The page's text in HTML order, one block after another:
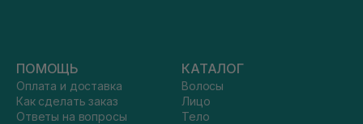
ПОМОЩЬ
Оплата и доставка
Как сделать заказ
Ответы на вопросы
КАТАЛОГ
Волосы
Лицо
Тело